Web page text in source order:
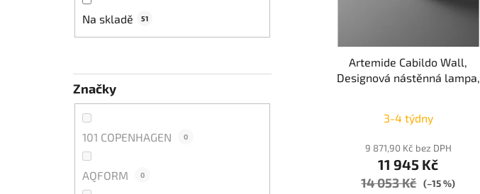
Na skladě 51
Značky
101 COPENHAGEN 0
AQFORM 0
Artemide Cabildo Wall,
Designová nástěnná lampa,
hodnocení
produktu
je
5,0
3-4 týdny
9 871,90 Kč bez DPH
11 945 Kč
14 053 Kč (–15 %)